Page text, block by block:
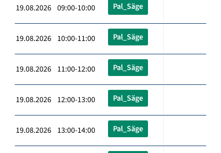
19.08.2026 09:00-10:00 Pal_Säge
19.08.2026 10:00-11:00 Pal_Säge
19.08.2026 11:00-12:00 Pal_Säge
19.08.2026 12:00-13:00 Pal_Säge
19.08.2026 13:00-14:00 Pal_Säge